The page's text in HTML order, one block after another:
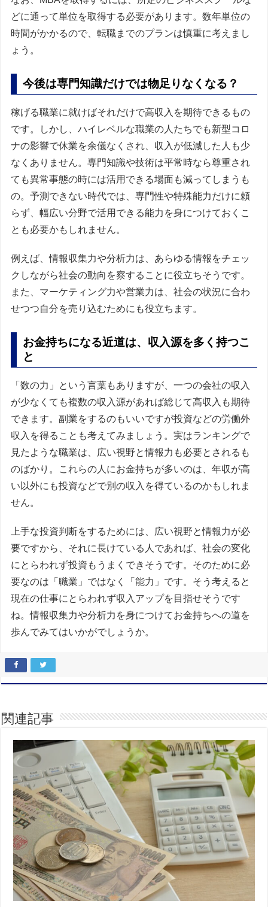
どに通って単位を取得する必要があります。数年単位の
時間がかかるので、転職までのプランは慎重に考えまし
ょう。
今後は専門知識だけでは物足りなくなる？
稼げる職業に就けばそれだけで高収入を期待できるもの
です。しかし、ハイレベルな職業の人たちでも新型コロ
ナの影響で休業を余儀なくされ、収入が低減した人も少
なくありません。専門知識や技術は平常時なら尊重され
ても異常事態の時には活用できる場面も減ってしまうも
の。予測できない時代では、専門性や特殊能力だけに頼
らず、幅広い分野で活用できる能力を身につけておくこ
とも必要かもしれません。
例えば、情報収集力や分析力は、あらゆる情報をチェッ
クしながら社会の動向を察することに役立ちそうです。
また、マーケティング力や営業力は、社会の状況に合わ
せつつ自分を売り込むためにも役立ちます。
お金持ちになる近道は、収入源を多く持つこ
と
「数の力」という言葉もありますが、一つの会社の収入
が少なくても複数の収入源があれば総じて高収入も期待
できます。副業をするのもいいですが投資などの労働外
収入を得ることも考えてみましょう。実はランキングで
見たような職業は、広い視野と情報力も必要とされるも
のばかり。これらの人にお金持ちが多いのは、年収が高
い以外にも投資などで別の収入を得ているのかもしれま
せん。
上手な投資判断をするためには、広い視野と情報力が必
要ですから、それに長けている人であれば、社会の変化
にとらわれず投資もうまくできそうです。そのために必
要なのは「職業」ではなく「能力」です。そう考えると
現在の仕事にとらわれず収入アップを目指せそうです
ね。情報収集力や分析力を身につけてお金持ちへの道を
歩んでみてはいかがでしょうか。
関連記事